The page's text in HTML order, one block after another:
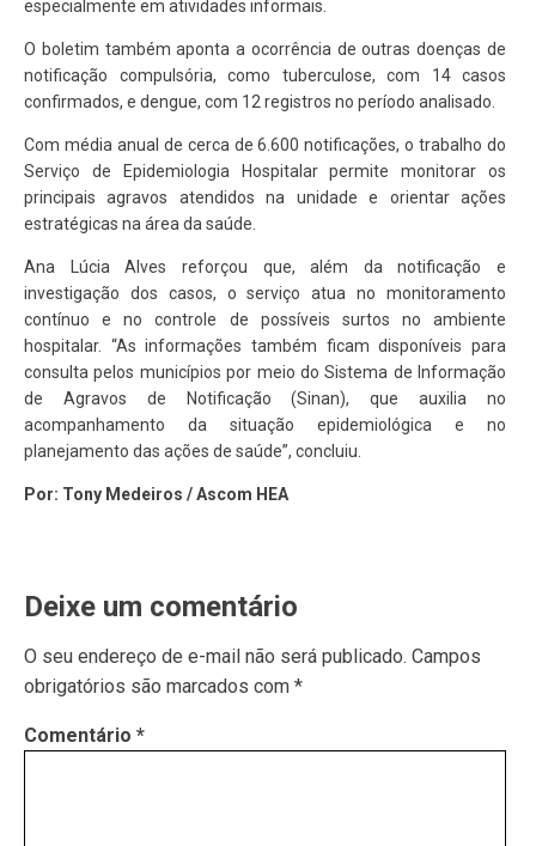
especialmente em atividades informais.
O boletim também aponta a ocorrência de outras doenças de
notificação compulsória, como tuberculose, com 14 casos
confirmados, e dengue, com 12 registros no período analisado.
Com média anual de cerca de 6.600 notificações, o trabalho do
Serviço de Epidemiologia Hospitalar permite monitorar os
principais agravos atendidos na unidade e orientar ações
estratégicas na área da saúde.
Ana Lúcia Alves reforçou que, além da notificação e
investigação dos casos, o serviço atua no monitoramento
contínuo e no controle de possíveis surtos no ambiente
hospitalar. “As informações também ficam disponíveis para
consulta pelos municípios por meio do Sistema de Informação
de Agravos de Notificação (Sinan), que auxilia no
acompanhamento da situação epidemiológica e no
planejamento das ações de saúde”, concluiu.
Por: Tony Medeiros / Ascom HEA
Deixe um comentário
O seu endereço de e-mail não será publicado. Campos
obrigatórios são marcados com *
Comentário *